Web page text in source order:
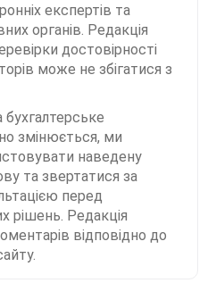
експертів та
органів. Редакція
достовірності
може не збігатися з
змінюється, ми
наведену
та звертатися за
перед
рішень. Редакція
відповідно до